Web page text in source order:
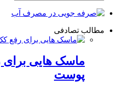
مطالب تصادفی
ماسک هایی
پوست